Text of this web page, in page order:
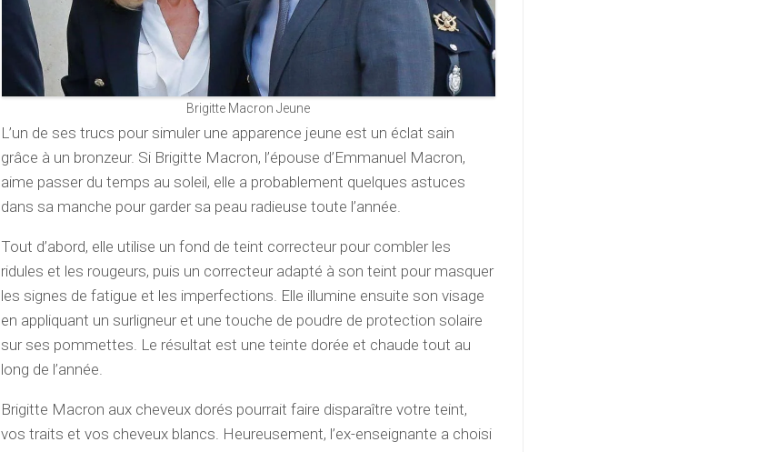
Brigitte Macron Jeune
L’un de ses trucs pour simuler une apparence jeune est un éclat sain
grâce à un bronzeur. Si Brigitte Macron, l’épouse d’Emmanuel Macron,
aime passer du temps au soleil, elle a probablement quelques astuces
dans sa manche pour garder sa peau radieuse toute l’année.
Tout d’abord, elle utilise un fond de teint correcteur pour combler les
ridules et les rougeurs, puis un correcteur adapté à son teint pour masquer
les signes de fatigue et les imperfections. Elle illumine ensuite son visage
en appliquant un surligneur et une touche de poudre de protection solaire
sur ses pommettes. Le résultat est une teinte dorée et chaude tout au
long de l’année.
Brigitte Macron aux cheveux dorés pourrait faire disparaître votre teint,
vos traits et vos cheveux blancs. Heureusement, l’ex-enseignante a choisi